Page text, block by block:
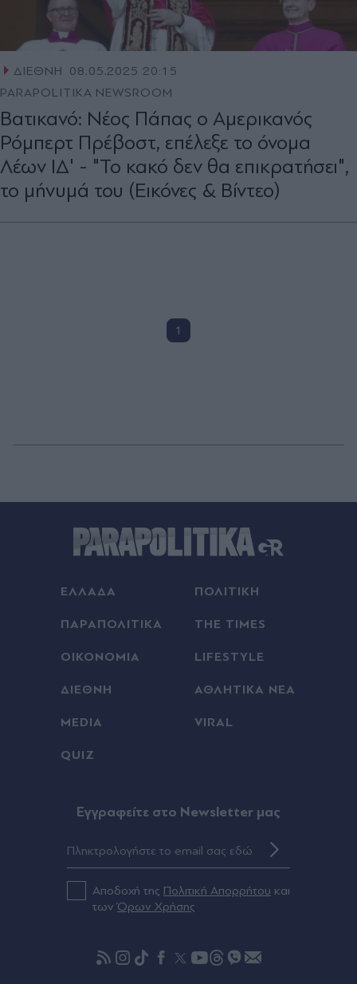
ΔΙΕΘΝΗ
08.05.2025 20:15
PARAPOLITIKA NEWSROOM
Βατικανό: Νέος Πάπας ο Αμερικανός
Ρόμπερτ Πρέβοστ, επέλεξε το όνομα
Λέων ΙΔ' - "Το κακό δεν θα επικρατήσει",
το μήνυμά του (Εικόνες & Βίντεο)
1
ΕΛΛΑΔΑ ΠΟΛΙΤΙΚΗ
ΠΑΡΑΠΟΛΙΤΙΚΑ THE TIMES
ΟΙΚΟΝΟΜΙΑ LIFESTYLE
ΔΙΕΘΝΗ ΑΘΛΗΤΙΚΑ ΝΕΑ
MEDIA VIRAL
QUIZ
Eγγραφείτε στο Newsletter μας
Αποδοχή της Πολιτική Απορρήτου και
τωνΌρων Χρήσης